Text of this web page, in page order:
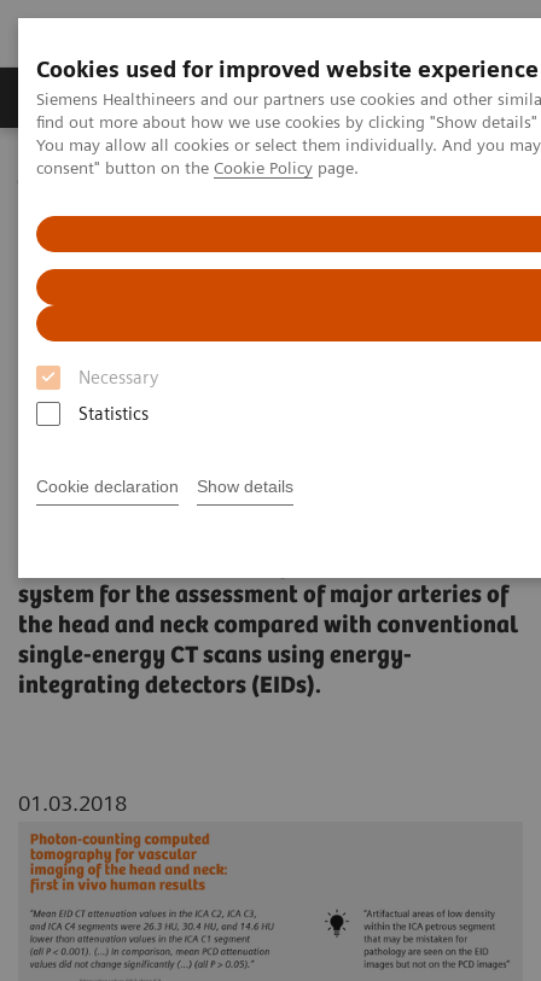
Cookies used for improved website experience
Siemens Healthineers and our partners use cookies and other
find out more about how we use cookies by clicking "Show
You may allow all cookies or select them individually. And you
consent" button on the Cookie Policy page.
Necessary
Statistics
Cookie declaration Show details
Продукція та сервіси Клінічні галузі
Домашня
Медична візуалізація
NAEOTOM Alpha
PCCT scientific evidence
Photon-counting computed tomography for vascular imaging of
the head and neck: first in vivo human results
Photon-counting computed
tomography for vascular
imaging of the head and neck:
first in vivo human results
system for the assessment of major arteries of
the head and neck compared with conventional
single-energy CT scans using energy-
integrating detectors (EIDs).
01.03.2018